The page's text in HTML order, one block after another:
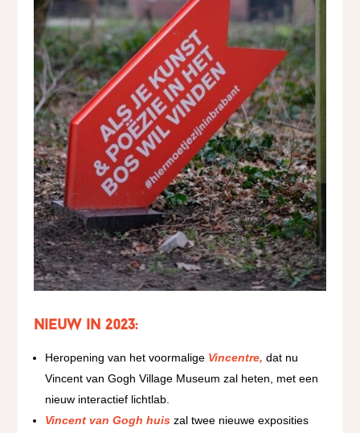
Nieuw in 2023:
Heropening van het voormalige Vincentre, dat nu
Vincent van Gogh Village Museum zal heten, met een
nieuw interactief lichtlab.
Vincent van Gogh huis zal twee nieuwe exposities